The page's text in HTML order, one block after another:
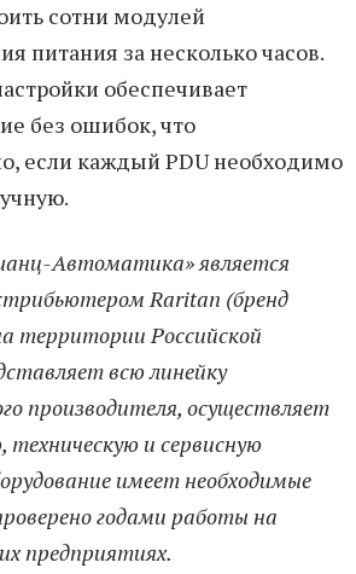
сотни модулей
питания за несколько часов.
обеспечивает
без ошибок, что
если каждый PDU необходимо
Автоматика» является
Raritan (бренд
территории Российской
всю линейку
производителя, осуществляет
и сервисную
имеет необходимые
годами работы на
предприятиях.